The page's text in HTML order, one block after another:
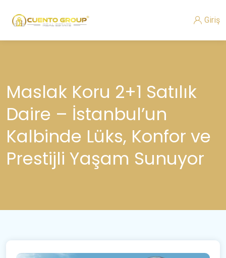
Giriş
Maslak Koru 2+1 Satılık
Daire – İstanbul’un
Kalbinde Lüks, Konfor ve
Prestijli Yaşam Sunuyor